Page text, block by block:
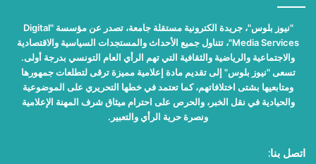
"نيوز بلوس"، جريدة الكترونية مستقلة جامعة، تصدر عن مؤسسة "Digital
Media Services"، تتناول جميع الأحداث والمستجدات السياسية والاقتصادية
والاجتماعية والرياضية والثقافية التي تهم الرأي العام التونسي بدرجة أولى.
تسعى "نيوز بلوس" إلى تقديم مادة إعلامية مميزة ترقى لتطلعات جمهورها
ومتابعيها بشتى اختلافاتهم، كما تعتمد في خطها التحريري على الموضوعية
والحيادية في نقل الخبر، والحرص على احترام ميثاق شرف المهنة الإعلامية
ونصرة حرية الرأي والتعبير.
اتصل بنا: